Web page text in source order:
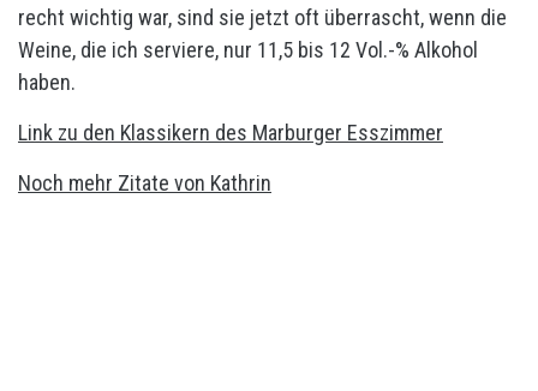
recht wichtig war, sind sie jetzt oft überrascht, wenn die
Weine, die ich serviere, nur 11,5 bis 12 Vol.-% Alkohol
haben.
Link zu den Klassikern des Marburger Esszimmer
Noch mehr Zitate von Kathrin